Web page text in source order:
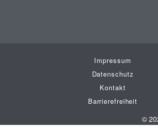
Impressum
Datenschutz
Kontakt
Barrierefreiheit
©